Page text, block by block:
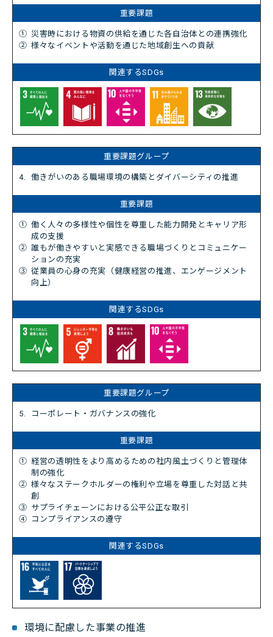
① 災害時における物資の供給を通じた各自治体との連携強化
② 様々なイベントや活動を通じた地域創生への貢献
4. 働きがいのある職場環境の構築とダイバーシティの推進
① 働く人々の多様性や個性を尊重した能力開発とキャリア形
成の支援
② 誰もが働きやすいと実感できる職場づくりとコミュニケー
ションの充実
③ 従業員の心身の充実（健康経営の推進、エンゲージメント
向上）
5. コーポレート・ガバナンスの強化
① 経営の透明性をより高めるための社内風土づくりと管理体
制の強化
② 様々なステークホルダーの権利や立場を尊重した対話と共
創
③ サプライチェーンにおける公平公正な取引
④ コンプライアンスの遵守
環境に配慮した事業の推進